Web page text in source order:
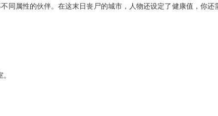
属性的伙伴。在这末日丧尸的城市，人物还设定了健康值，你